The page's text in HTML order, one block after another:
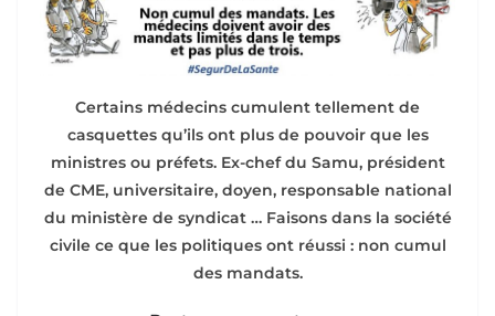
Certains médecins cumulent tellement de
casquettes qu’ils ont plus de pouvoir que les
ministres ou préfets. Ex-chef du Samu, président
de CME, universitaire, doyen, responsable national
du ministère de syndicat … Faisons dans la société
civile ce que les politiques ont réussi : non cumul
des mandats.